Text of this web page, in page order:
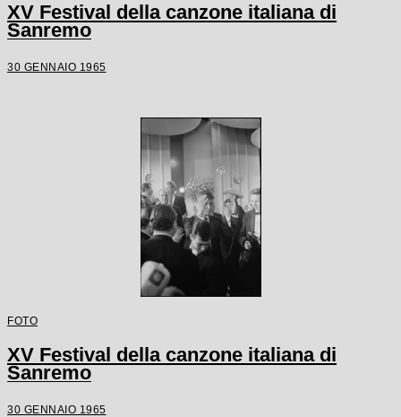
XV Festival della canzone italiana di
Sanremo
30 GENNAIO 1965
FOTO
XV Festival della canzone italiana di
Sanremo
30 GENNAIO 1965